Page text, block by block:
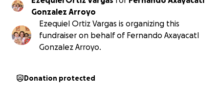
Gonzalez Arroyo
Ezequiel Ortiz Vargas is organizing this
fundraiser on behalf of Fernando Axayacatl
Gonzalez Arroyo.
Donation protected